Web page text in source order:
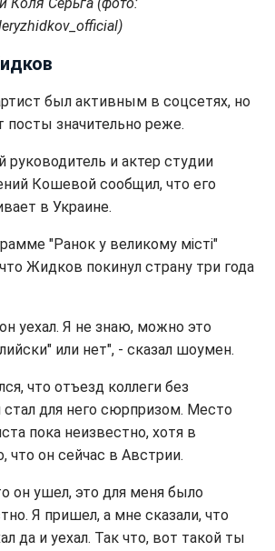
Коля Серьга (фото:
был активным в соцсетях, но
посты значительно реже.
и актер студии
Кошевой сообщил, что его
в Украине.
"Ранок у великому місті"
Жидков покинул страну три года
уехал. Я не знаю, можно это
или нет", - сказал шоумен.
что отъезд коллеги без
для него сюрпризом. Место
пока неизвестно, хотя в
что он сейчас в Австрии.
он ушел, это для меня было
Я пришел, а мне сказали, что
да и уехал. Так что, вот такой ты